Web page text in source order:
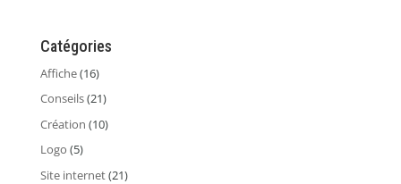
Catégories
Affiche(16)
Conseils(21)
Création (10)
Logo (5)
Site internet(21)